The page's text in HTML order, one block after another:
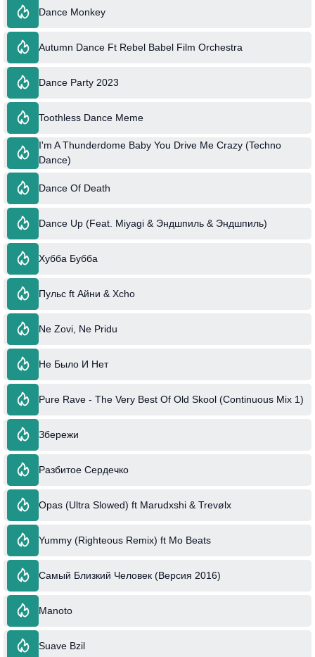
Dance Monkey
Autumn Dance Ft Rebel Babel Film Orchestra
Dance Party 2023
Toothless Dance Meme
I'm A Thunderdome Baby You Drive Me Crazy (Techno
Dance)
Dance Of Death
Dance Up (Feat. Miyagi & Эндшпиль & Эндшпиль)
Хубба Бубба
Пульс ft Айни & Xcho
Ne Zovi, Ne Pridu
Не Было И Нет
Pure Rave - The Very Best Of Old Skool (Continuous Mix 1)
Збережи
Разбитое Сердечко
Opas (Ultra Slowed) ft Marudxshi & Trevølx
Yummy (Righteous Remix) ft Mo Beats
Самый Близкий Человек (Версия 2016)
Manoto
Suave Bzil